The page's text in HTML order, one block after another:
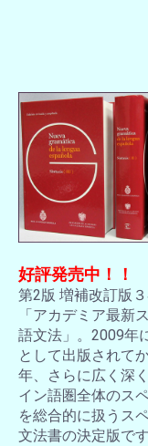
好評発売中！！
第2版 増補改訂版
「アカデミア最新
語文法」。2009年
として出版されて
年、さらに広く深
イン語圏全体のス
を総合的に扱うス
文法書の決定版です